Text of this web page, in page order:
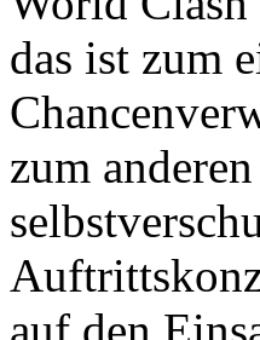
das ist zum
zum
auf den